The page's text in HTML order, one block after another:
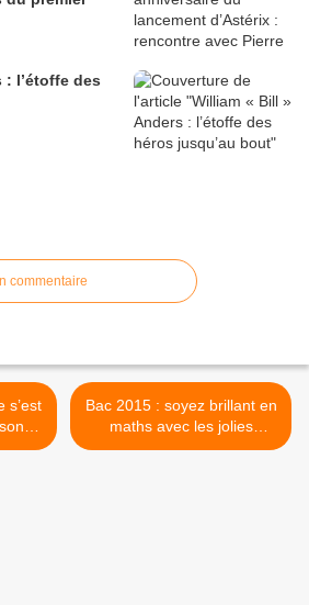
: l’étoffe des
commentaire
Bac 2015 : soyez brillant en
maths avec les jolies
courbes de Rosetta ! >